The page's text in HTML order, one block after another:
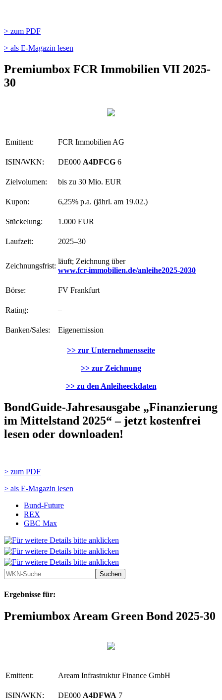
> zum PDF
> als E-Magazin lesen
Premiumbox FCR Immobilien VII 2025-
30
Emittent: FCR Immobilien AG
ISIN/WKN: DE000 A4DFCG 6
Zielvolumen: bis zu 30 Mio. EUR
Kupon: 6,25% p.a. (jährl. am 19.02.)
Stückelung: 1.000 EUR
Laufzeit: 2025–30
Zeichnungsfrist:
läuft; Zeichnung über
www.fcr-immobilien.de/anleihe2025-2030
Börse: FV Frankfurt
Rating: –
Banken/Sales: Eigenemission
>> zur Unternehmensseite
>> zur Zeichnung
>> zu den Anleiheeckdaten
BondGuide-Jahresausgabe „Finanzierung
im Mittelstand 2025“ – jetzt kostenfrei
lesen oder downloaden!
> zum PDF
> als E-Magazin lesen
Bund-Future
REX
GBC Max
Ergebnisse für:
Premiumbox Aream Green Bond 2025-30
Emittent: Aream Infrastruktur Finance GmbH
ISIN/WKN: DE000 A4DFWA 7